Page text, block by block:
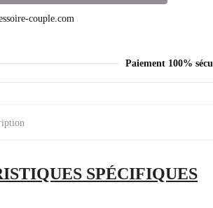
Paiement 100%
SPÉCIFIQUES